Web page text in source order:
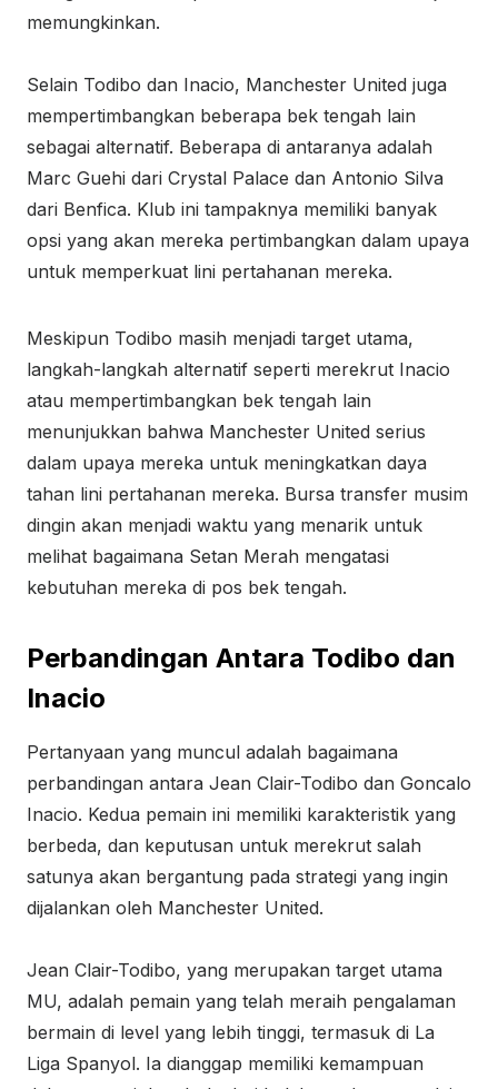
memungkinkan.
Selain Todibo dan Inacio, Manchester United juga
mempertimbangkan beberapa bek tengah lain
sebagai alternatif. Beberapa di antaranya adalah
Marc Guehi dari Crystal Palace dan Antonio Silva
dari Benfica. Klub ini tampaknya memiliki banyak
opsi yang akan mereka pertimbangkan dalam upaya
untuk memperkuat lini pertahanan mereka.
Meskipun Todibo masih menjadi target utama,
langkah-langkah alternatif seperti merekrut Inacio
atau mempertimbangkan bek tengah lain
menunjukkan bahwa Manchester United serius
dalam upaya mereka untuk meningkatkan daya
tahan lini pertahanan mereka. Bursa transfer musim
dingin akan menjadi waktu yang menarik untuk
melihat bagaimana Setan Merah mengatasi
kebutuhan mereka di pos bek tengah.
Perbandingan Antara Todibo dan
Inacio
Pertanyaan yang muncul adalah bagaimana
perbandingan antara Jean Clair-Todibo dan Goncalo
Inacio. Kedua pemain ini memiliki karakteristik yang
berbeda, dan keputusan untuk merekrut salah
satunya akan bergantung pada strategi yang ingin
dijalankan oleh Manchester United.
Jean Clair-Todibo, yang merupakan target utama
MU, adalah pemain yang telah meraih pengalaman
bermain di level yang lebih tinggi, termasuk di La
Liga Spanyol. Ia dianggap memiliki kemampuan